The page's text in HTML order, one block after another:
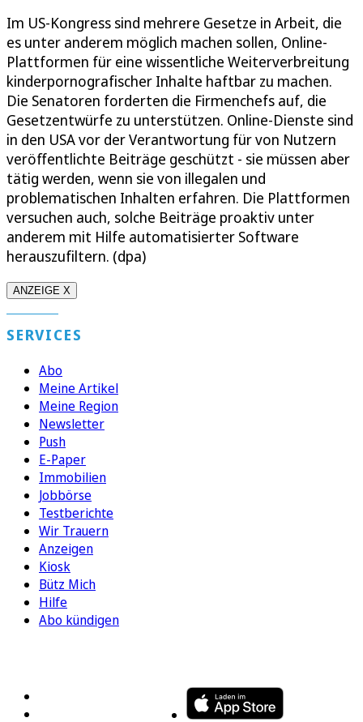
Im US-Kongress sind mehrere Gesetze in Arbeit, die
es unter anderem möglich machen sollen, Online-
Plattformen für eine wissentliche Weiterverbreitung
kinderpornografischer Inhalte haftbar zu machen.
Die Senatoren forderten die Firmenchefs auf, die
Gesetzentwürfe zu unterstützen. Online-Dienste sind
in den USA vor der Verantwortung für von Nutzern
veröffentlichte Beiträge geschützt - sie müssen aber
tätig werden, wenn sie von illegalen und
problematischen Inhalten erfahren. Die Plattformen
versuchen auch, solche Beiträge proaktiv unter
anderem mit Hilfe automatisierter Software
herauszufiltern. (dpa)
ANZEIGE X
SERVICES
Abo
Meine Artikel
Meine Region
Newsletter
Push
E-Paper
Immobilien
Jobbörse
Testberichte
Wir Trauern
Anzeigen
Kiosk
Bütz Mich
Hilfe
Abo kündigen